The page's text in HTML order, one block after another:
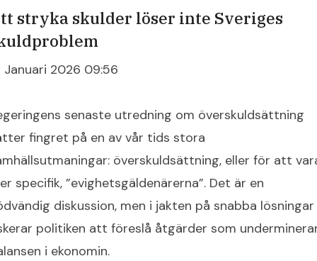
stryka skulder löser inte Sveriges
Januari 2026 09:56
senaste utredning om överskuldsättning
fingret på en av vår tids stora
överskuldsättning, eller för att
specifik, ”evighetsgäldenärerna”. Det är en
diskussion, men i jakten på snabba lösningar
politiken att föreslå åtgärder som
i ekonomin.